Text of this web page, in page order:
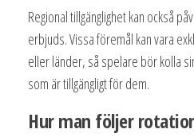
Regional tillgänglighet kan också
erbjuds. Vissa föremål kan vara
eller länder, så spelare bör kolla
som är tillgängligt för dem.
Hur man följer